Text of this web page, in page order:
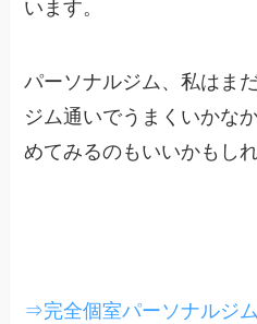
います。
パーソナルジム、私はま
ジム通いでうまくいかな
めてみるのもいいかもしれ
⇒完全個室パーソナルジ